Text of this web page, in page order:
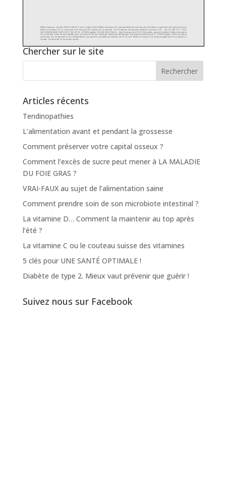
Chercher sur le site
Articles récents
Tendinopathies
L’alimentation avant et pendant la grossesse
Comment préserver votre capital osseux ?
Comment l’excès de sucre peut mener à LA MALADIE
DU FOIE GRAS ?
VRAI-FAUX au sujet de l’alimentation saine
Comment prendre soin de son microbiote intestinal ?
La vitamine D… Comment la maintenir au top après
l’été ?
La vitamine C ou le couteau suisse des vitamines
5 clés pour UNE SANTÉ OPTIMALE !
Diabète de type 2. Mieux vaut prévenir que guérir !
Suivez nous sur Facebook